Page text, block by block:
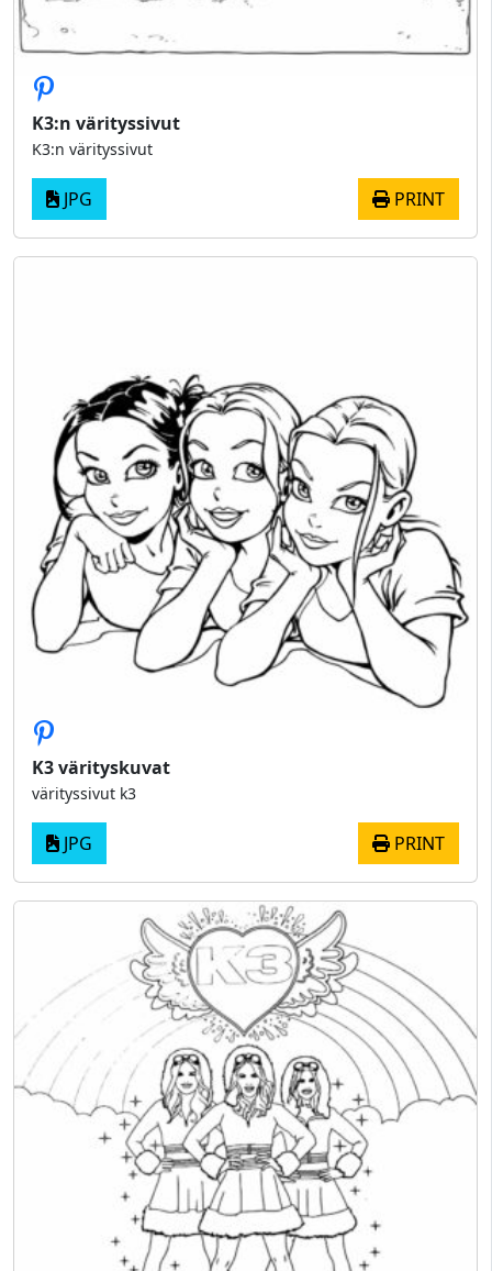
K3:n värityssivut
K3:n värityssivut
JPG PRINT
K3 värityskuvat
värityssivut k3
JPG PRINT